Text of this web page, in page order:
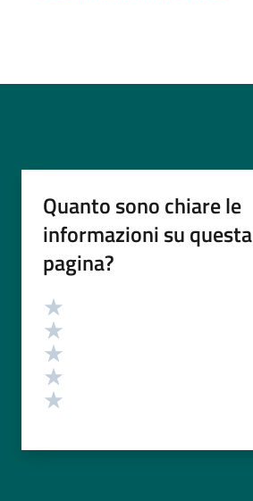
Quanto sono chiare le
informazioni su questa
pagina?
Valutazione